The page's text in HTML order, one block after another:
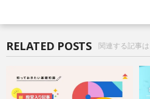
RELATED POSTS 関連する記事